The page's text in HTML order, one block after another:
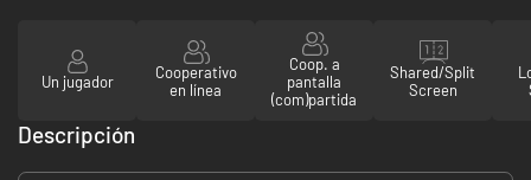
Un jugador
Cooperativo
en línea
Coop. a
pantalla
(com)partida
Shared/Split
Screen
Descripción